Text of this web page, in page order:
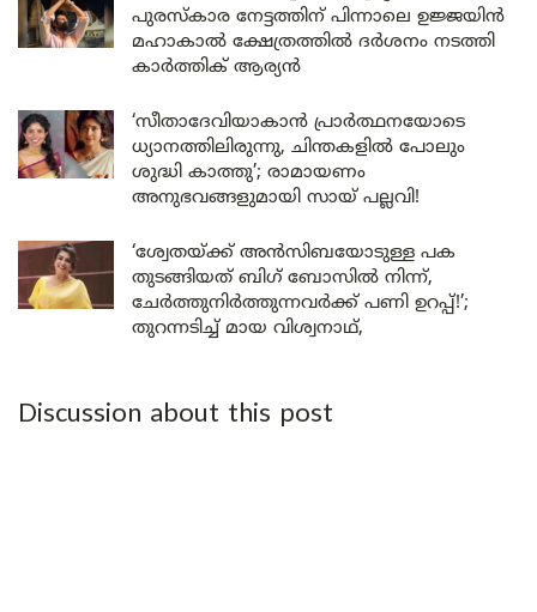
പുരസ്കാര നേട്ടത്തിന് പിന്നാലെ ഉജ്ജയിൻ
മഹാകാൽ ക്ഷേത്രത്തിൽ ദർശനം നടത്തി
കാർത്തിക് ആര്യൻ
‘സീതാദേവിയാകാൻ പ്രാർത്ഥനയോടെ
ധ്യാനത്തിലിരുന്നു, ചിന്തകളിൽ പോലും
ശുദ്ധി കാത്തു’; രാമായണം
അനുഭവങ്ങളുമായി സായ് പല്ലവി!
‘ശ്വേതയ്ക്ക് അൻസിബയോടുള്ള പക
തുടങ്ങിയത് ബിഗ് ബോസിൽ നിന്ന്,
ചേർത്തുനിർത്തുന്നവർക്ക് പണി ഉറപ്പ്!’;
തുറന്നടിച്ച് മായ വിശ്വനാഥ്,
Discussion about this post